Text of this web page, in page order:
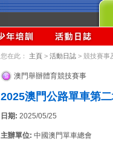
您在此： 主頁 > 活動日誌 > 競技賽事
澳門舉辦體育競技賽事
2025澳門公路單車第
日期: 2025/05/25
主辦單位: 中國澳門單車總會